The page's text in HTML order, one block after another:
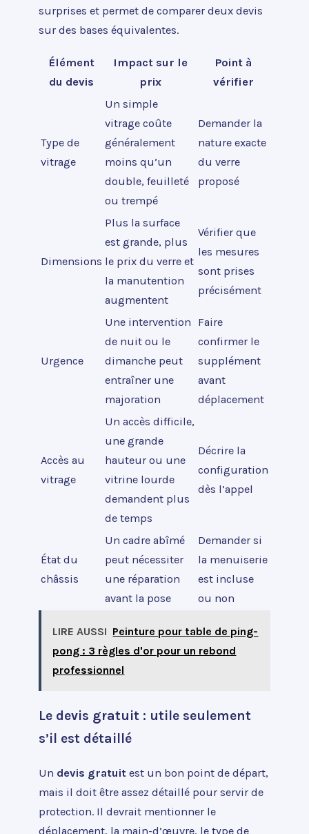
surprises et permet de comparer deux devis
sur des bases équivalentes.
Élément
du devis
Impact sur le
prix
Point à
vérifier
Type de
vitrage
Un simple
vitrage coûte
généralement
moins qu’un
double, feuilleté
ou trempé
Demander la
nature exacte
du verre
proposé
Dimensions
Plus la surface
est grande, plus
le prix du verre et
la manutention
augmentent
Vérifier que
les mesures
sont prises
précisément
Urgence
Une intervention
de nuit ou le
dimanche peut
entraîner une
majoration
Faire
confirmer le
supplément
avant
déplacement
Accès au
vitrage
Un accès difficile,
une grande
hauteur ou une
vitrine lourde
demandent plus
de temps
Décrire la
configuration
dès l’appel
État du
châssis
Un cadre abîmé
peut nécessiter
une réparation
avant la pose
Demander si
la menuiserie
est incluse
ou non
LIRE AUSSI Peinture pour table de ping-
pong : 3 règles d'or pour un rebond
professionnel
Le devis gratuit : utile seulement
s’il est détaillé
Un devis gratuit est un bon point de départ,
mais il doit être assez détaillé pour servir de
protection. Il devrait mentionner le
déplacement, la main-d’œuvre, le type de